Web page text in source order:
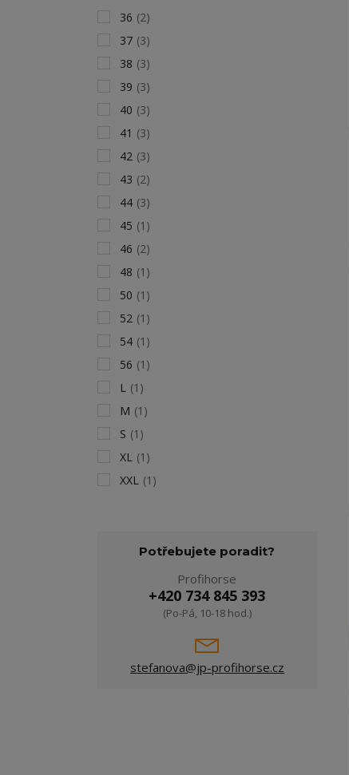
36 (2)
37 (3)
38 (3)
39 (3)
40 (3)
41 (3)
42 (3)
43 (2)
44 (3)
45 (1)
46 (2)
48 (1)
50 (1)
52 (1)
54 (1)
56 (1)
L (1)
M (1)
S (1)
XL (1)
XXL (1)
Potřebujete poradit?
Profihorse
+420 734 845 393
(Po-Pá, 10-18 hod.)
stefanova@jp-profihorse.cz